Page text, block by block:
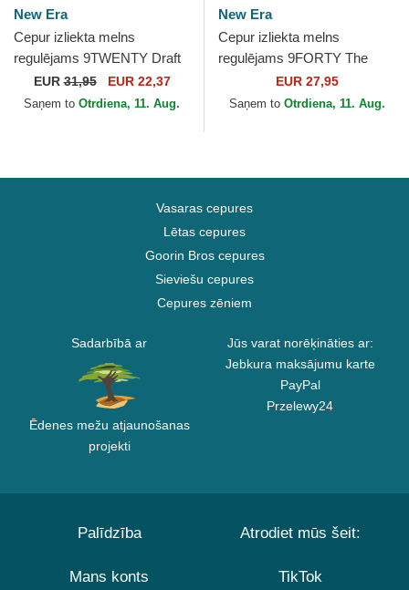
New Era
Cepur izliekta melns
regulējams 9TWENTY Draft
Edition 2023 no Miami Heat
NBA no New Era
EUR31,95 EUR 22,37
Saņem to Otrdiena, 11. Aug.
New Era
Cepur izliekta melns
regulējams 9FORTY The
League no Miami Heat NBA
no New Era
EUR 27,95
Saņem to Otrdiena, 11. Aug.
Vasaras cepures
Lētas cepures
Goorin Bros cepures
Sieviešu cepures
Cepures zēniem
Sadarbībā ar
Ēdenes mežu atjaunošanas
projekti
Jūs varat norēķināties ar:
Jebkura maksājumu karte
PayPal
Przelewy24
Palīdzība
Mans konts
Atrodiet mūs šeit:
TikTok